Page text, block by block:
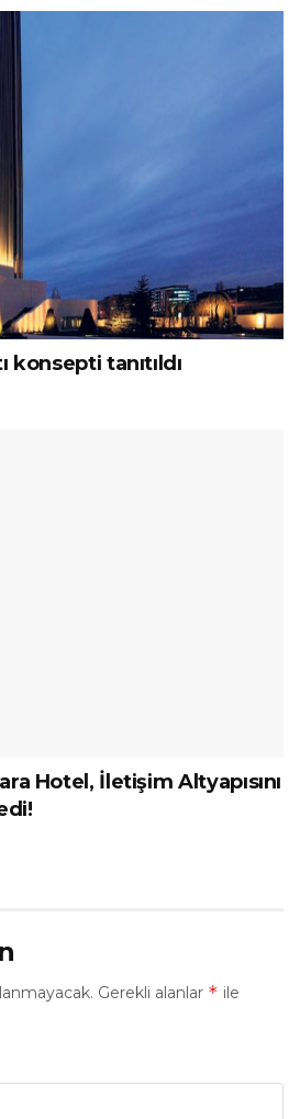
konsepti tanıtıldı
Hotel, İletişim Altyapısını
Gerekli alanlar * ile